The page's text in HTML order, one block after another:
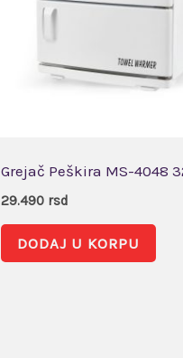
Grejač Peškira MS-4048
29.490 rsd
DODAJ U KORPU